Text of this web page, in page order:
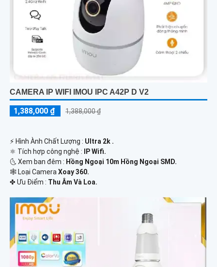
CAMERA IP WIFI IMOU IPC A42P D V2
1,388,000 ₫ 1,388,000 ₫
️⚡ Hình Ành Chất Lượng : Ultra 2k .
⚛️ Tích hợp công nghệ :
IP Wifi.
🌜 Xem ban đêm : Hồng Ngoại 10m Hồng Ngoại SMD.
🕸️ Loại Camera Xoay 360.
️✤ Ưu Điểm : Thu Âm Và Loa.